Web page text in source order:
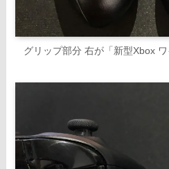
グリップ部分 右が「新型Xbox